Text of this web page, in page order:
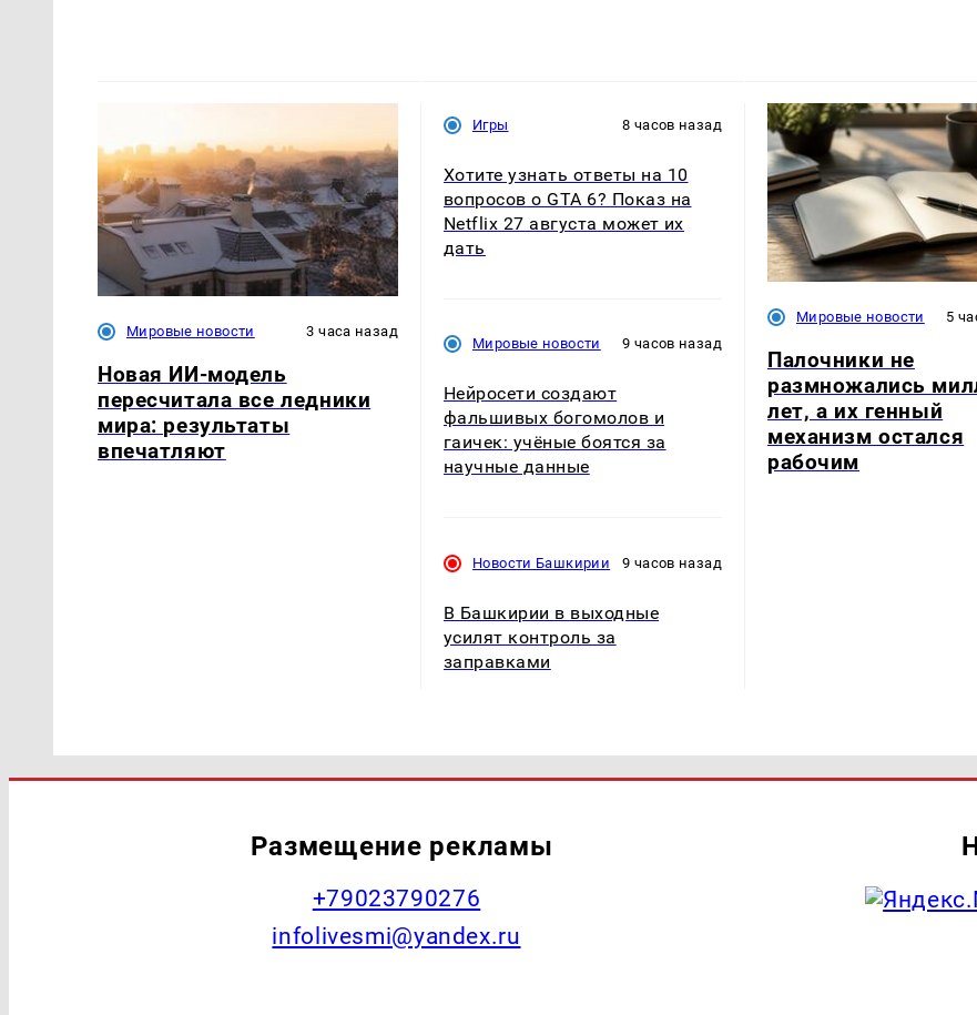
Мировые новости 3 часа назад
Новая ИИ-модель
пересчитала все ледники
мира: результаты
впечатляют
Игры 8 часов назад
Хотите узнать ответы на 10
вопросов о GTA 6? Показ на
Netflix 27 августа может их
дать
Мировые новости 9 часов назад
Нейросети создают
фальшивых богомолов и
гаичек: учёные боятся за
научные данные
Новости Башкирии 9 часов назад
В Башкирии в выходные
усилят контроль за
заправками
Мировые новости 5
Палочники не
размножались
лет, а их генный
механизм остался
рабочим
Размещение рекламы
+79023790276
infolivesmi@yandex.ru